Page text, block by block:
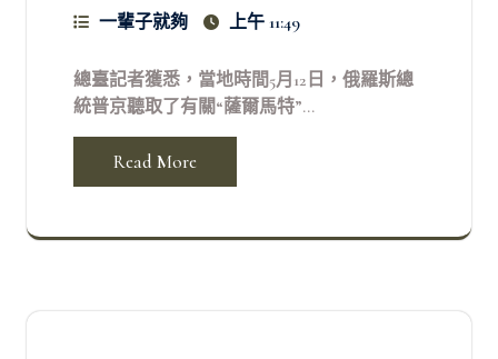
一輩子就夠
上午 11:49
總臺記者獲悉，當地時間5月12日，俄羅斯總
統普京聽取了有關“薩爾馬特”...
Read More